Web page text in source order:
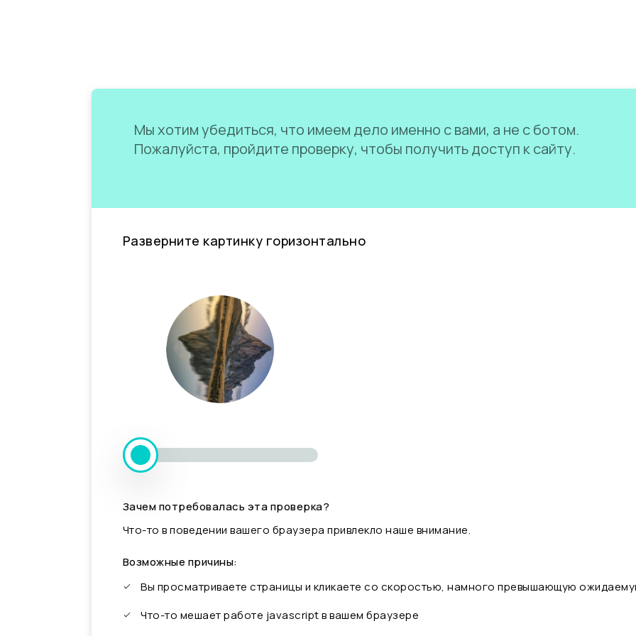
Мы хотим убедиться, что имеем дело именно с вами, а не с ботом.
Пожалуйста, пройдите проверку, чтобы получить доступ к сайту.
Разверните картинку горизонтально
Зачем потребовалась эта проверка?
Что-то в поведении вашего браузера привлекло наше внимание.
Возможные причины:
Вы просматриваете страницы и кликаете со скоростью, намного превышающую
Что-то мешает работе javascript в вашем браузере